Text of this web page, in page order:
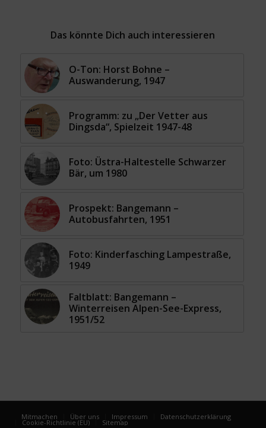
Das könnte Dich auch interessieren
O-Ton: Horst Bohne –
Auswanderung, 1947
Programm: zu „Der Vetter aus
Dingsda“, Spielzeit 1947-48
Foto: Üstra-Haltestelle Schwarzer
Bär, um 1980
Prospekt: Bangemann –
Autobusfahrten, 1951
Foto: Kinderfasching Lampestraße,
1949
Faltblatt: Bangemann –
Winterreisen Alpen-See-Express,
1951/52
Mitmachen Über uns Impressum Datenschutzerklärung
Cookie-Richtlinie (EU) Sitemap